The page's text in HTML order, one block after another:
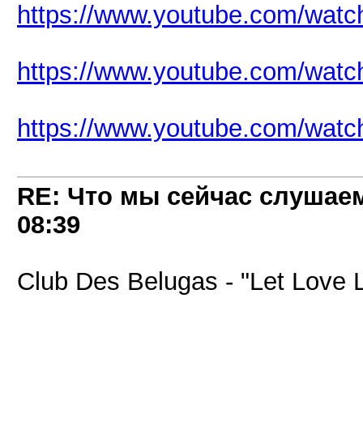
https://www.youtube.com/
https://www.youtube.com/
https://www.youtube.com/
RE: Что мы сейчас
08:39
Club Des Belugas - "Let Love